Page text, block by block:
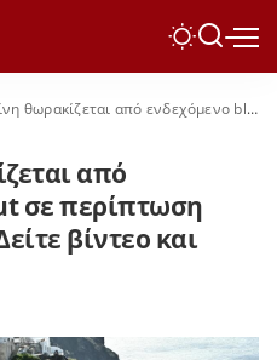
ενδεχόμενο black out σε περίπτωση μεγάλου σεισμού – Δείτε βίντεο και φωτογραφίες
από
σε περίπτωση
βίντεο και